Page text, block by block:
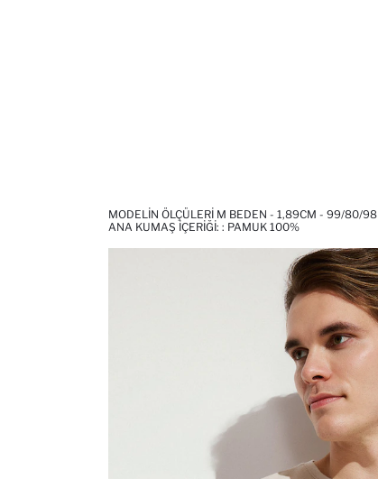
MODELIN ÖLÇÜLERI M BEDEN - 1,89CM - 99/80/98
ANA KUMAŞ İÇERIĞI: : PAMUK 100%